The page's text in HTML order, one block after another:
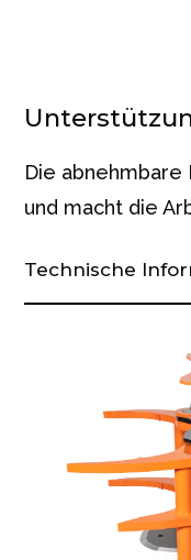
Die
und macht die
Technische